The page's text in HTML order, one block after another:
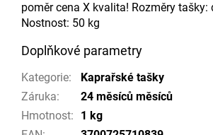
poměr cena X kvalita! Rozměry tašky:
Nostnost: 50 kg
Doplňkové parametry
Kategorie:
Kaprařské tašky
Záruka:
24 měsíců měsíců
Hmotnost:
1 kg